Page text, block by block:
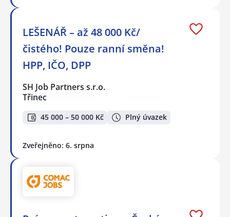
LEŠENÁŘ – až 48 000 Kč/
čistého! Pouze ranní směna!
HPP, IČO, DPP
SH Job Partners s.r.o.
Třinec
45 000 – 50 000 Kč Plný úvazek
Zveřejněno: 6. srpna